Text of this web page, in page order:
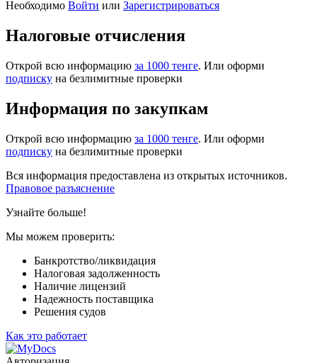
Необходимо Войти или Зарегистрироваться
Налоговые отчисления
Открой всю информацию за 1000 тенге. Или оформи
подписку на безлимитные проверки
Информация по закупкам
Открой всю информацию за 1000 тенге. Или оформи
подписку на безлимитные проверки
Вся информация предоставлена из открытых источников.
Правовое разъяснение
Узнайте больше!
Мы можем проверить:
Банкротство/ликвидация
Налоговая задолженность
Наличие лицензий
Надежность поставщика
Решения судов
Как это работает